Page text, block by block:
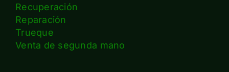
Recuperación
Reparación
Trueque
Venta de segunda mano